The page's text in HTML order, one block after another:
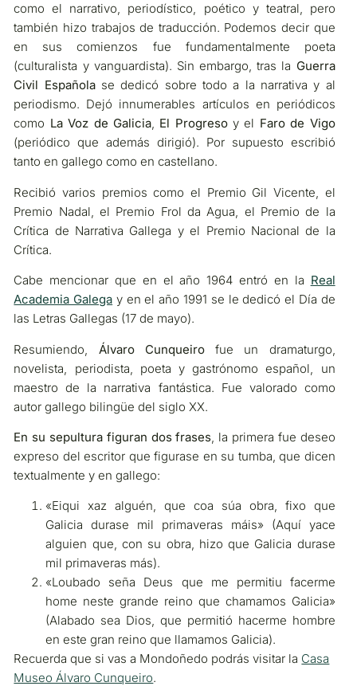
como el narrativo, periodístico, poético y teatral, pero
también hizo trabajos de traducción. Podemos decir que
en sus comienzos fue fundamentalmente poeta
(culturalista y vanguardista). Sin embargo, tras la Guerra
Civil Españolase dedicó sobre todo a la narrativa y al
periodismo. Dejó innumerables artículos en periódicos
como La Voz de Galicia, El Progresoy el Faro de Vigo
(periódico que además dirigió). Por supuesto escribió
tanto en gallego como en castellano.
Recibió varios premios como el Premio Gil Vicente, el
Premio Nadal, el Premio Frol da Agua, el Premio de la
Crítica de Narrativa Gallega y el Premio Nacional de la
Crítica.
Cabe mencionar que en el año 1964 entró en la Real
Academia Galega y en el año 1991 se le dedicó el Día de
las Letras Gallegas (17 de mayo).
Resumiendo, Álvaro Cunqueirofue un dramaturgo,
novelista, periodista, poeta y gastrónomo español, un
maestro de la narrativa fantástica. Fue valorado como
autor gallego bilingüe del siglo XX.
En su sepultura figuran dos frases, la primera fue deseo
expreso del escritor que figurase en su tumba, que dicen
textualmente y en gallego:
«Eiqui xaz alguén, que coa súa obra, fixo que
Galicia durase mil primaveras máis» (Aquí yace
alguien que, con su obra, hizo que Galicia durase
mil primaveras más).
«Loubado seña Deus que me permitiu facerme
home neste grande reino que chamamos Galicia»
(Alabado sea Dios, que permitió hacerme hombre
en este gran reino que llamamos Galicia).
Recuerda que si vas a Mondoñedo podrás visitar la Casa
Museo Álvaro Cunqueiro.